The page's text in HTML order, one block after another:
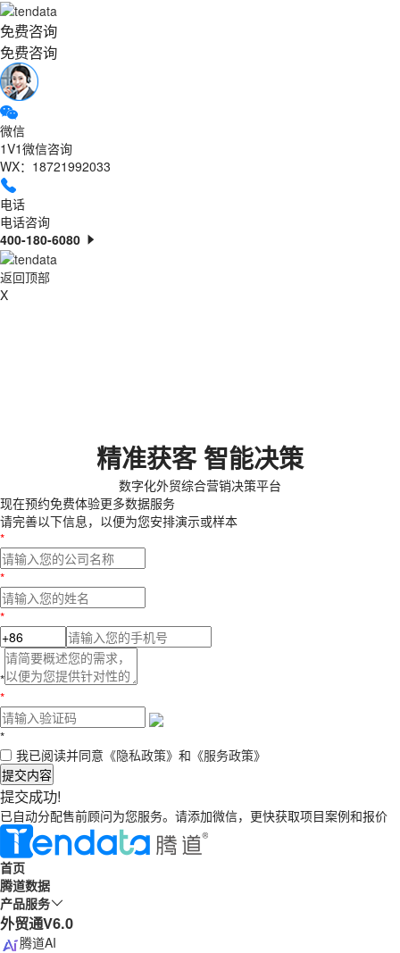
免费咨询
免费咨询
微信
1V1微信咨询
WX：18721992033
电话
电话咨询
400-180-6080
返回顶部
X
精准获客 智能决策
数字化外贸综合营销决策平台
现在预约免费体验更多数据服务
请完善以下信息，以便为您安排演示或样本
*
*
*
*
*
*
我已阅读并同意 《隐私政策》 和 《服务政策》
提交内容
提交成功!
已自动分配售前顾问为您服务。请添加微信，更快获取项目案例和报价
首页
腾道数据
产品服务
外贸通V6.0
腾道AI